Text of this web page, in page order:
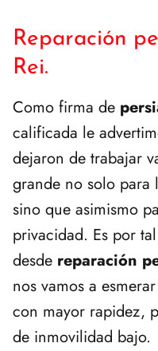
Reparación
Rei.
Como firma de
calificada le
dejaron de trabajar
grande no solo
sino que asimismo
privacidad. Es por
desde reparación
nos vamos a
con mayor rapidez,
de inmovilidad bajo.